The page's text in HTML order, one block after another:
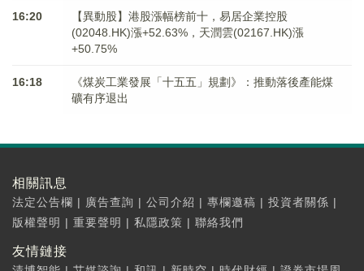
16:20
【異動股】港股漲幅榜前十，易居企業控股
(02048.HK)漲+52.63%，天潤雲(02167.HK)漲
+50.75%
16:18
《煤炭工業發展「十五五」規劃》：推動落後產能煤
礦有序退出
相關訊息
法定公告欄 | 廣告查詢 | 公司介紹 | 專欄邀稿 | 投資者關係 |
版權聲明 | 重要聲明 | 私隱政策 | 聯絡我們
友情鏈接